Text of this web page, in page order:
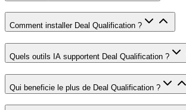
Comment installer Deal Qualification ?
Quels outils IA supportent Deal Qualification ?
Qui beneficie le plus de Deal Qualification ?